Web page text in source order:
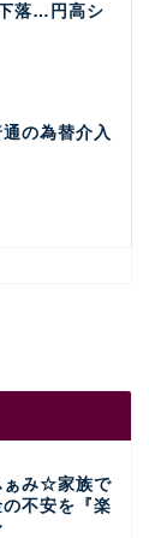
落…円高シ
の為替介入
ぁみ☆家族で
不安を『楽